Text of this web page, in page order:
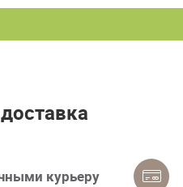
курьеру